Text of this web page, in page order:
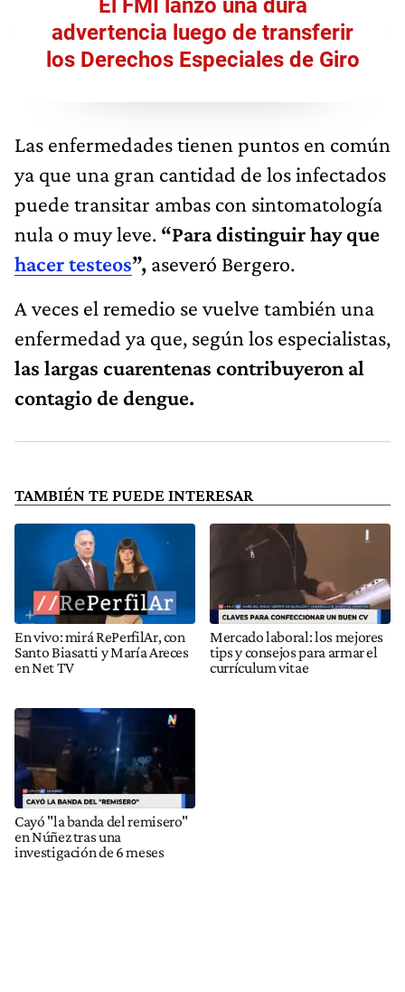
advertencia luego de transferir
los Derechos Especiales de Giro
Las enfermedades tienen puntos en común
ya que una gran cantidad de los infectados
puede transitar ambas con sintomatología
nula o muy leve. “Para distinguir hay que
hacer testeos”, aseveró Bergero.
A veces el remedio se vuelve también una
enfermedad ya que, según los especialistas,
las largas cuarentenas contribuyeron al
contagio de dengue.
TAMBIÉN TE PUEDE INTERESAR
En vivo: mirá RePerfilAr, con
Santo Biasatti y María Areces
en Net TV
Mercado laboral: los mejores
tips y consejos para armar el
currículum vitae
Cayó "la banda del remisero"
en Núñez tras una
investigación de 6 meses